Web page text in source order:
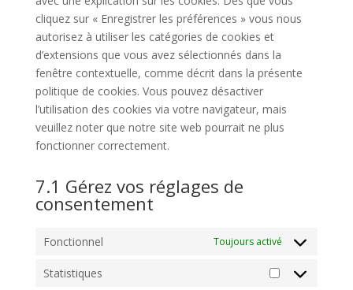
cliquez sur « Enregistrer les préférences » vous nous
autorisez à utiliser les catégories de cookies et
d’extensions que vous avez sélectionnés dans la
fenêtre contextuelle, comme décrit dans la présente
politique de cookies. Vous pouvez désactiver
l’utilisation des cookies via votre navigateur, mais
veuillez noter que notre site web pourrait ne plus
fonctionner correctement.
7.1 Gérez vos réglages de
consentement
Fonctionnel Toujours activé
Statistiques
Statistiques